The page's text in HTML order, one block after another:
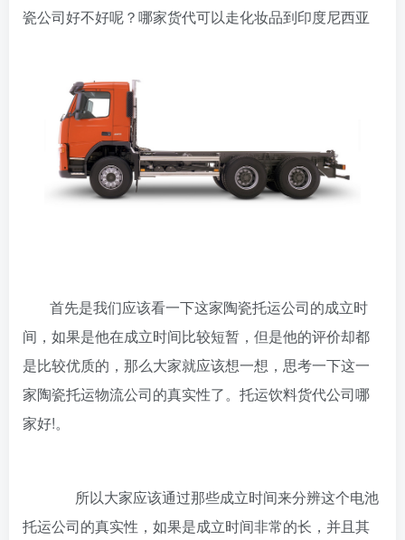
瓷公司好不好呢？哪家货代可以走化妆品到印度尼西亚
首先是我们应该看一下这家陶瓷托运公司的成立时
间，如果是他在成立时间比较短暂，但是他的评价却都
是比较优质的，那么大家就应该想一想，思考一下这一
家陶瓷托运物流公司的真实性了。托运饮料货代公司哪
家好!。
所以大家应该通过那些成立时间来分辨这个电池
托运公司的真实性，如果是成立时间非常的长，并且其